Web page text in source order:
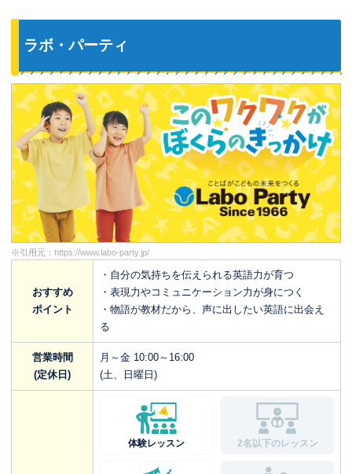
ラボ・パーティ
※引用元： https://www.labo-party.jp/
おすすめ
ポイント
・自分の気持ちを伝えられる英語力が育つ
・表現力やコミュニケーション力が身につく
・物語が教材だから、声に出したい英語に出会え
る
営業時間
(定休日)
月～金 10:00～16:00
(土、日曜日)
体験レッスン 2名以下のレッスン